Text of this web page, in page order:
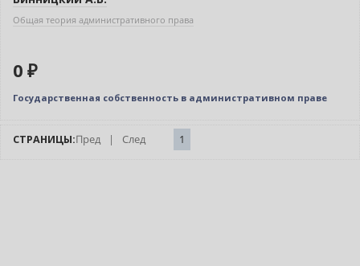
Общая теория административного права
0 ₽
Государственная собственность в административном праве
СТРАНИЦЫ:Пред | След 1